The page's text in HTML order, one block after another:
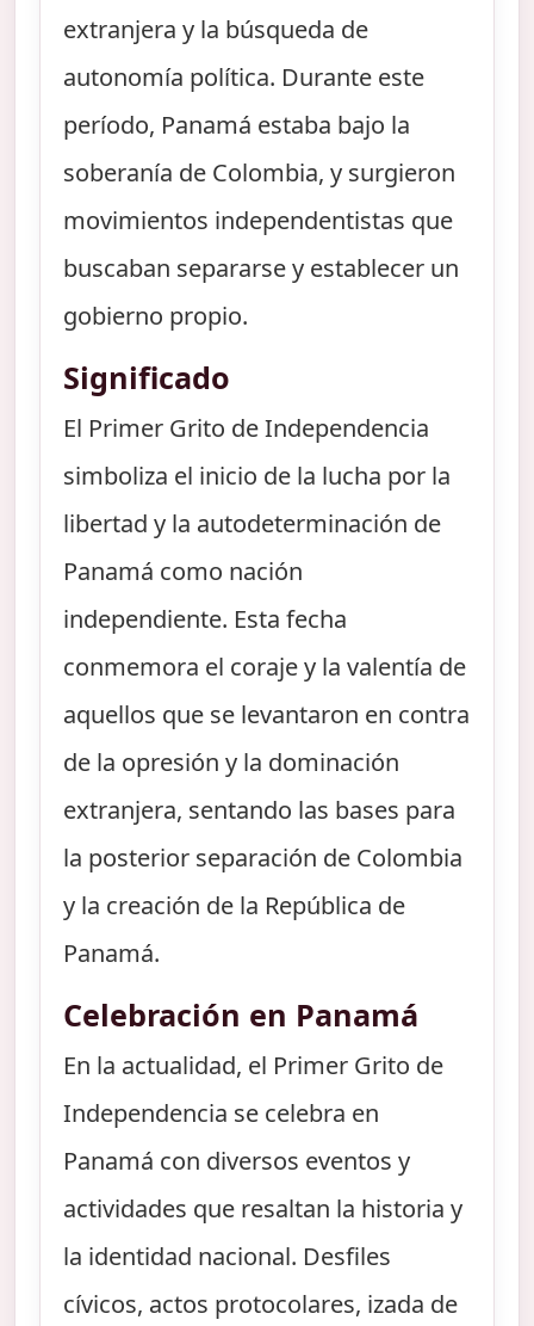
extranjera y la búsqueda de
autonomía política. Durante este
período, Panamá estaba bajo la
soberanía de Colombia, y surgieron
movimientos independentistas que
buscaban separarse y establecer un
gobierno propio.
Significado
El Primer Grito de Independencia
simboliza el inicio de la lucha por la
libertad y la autodeterminación de
Panamá como nación
independiente. Esta fecha
conmemora el coraje y la valentía de
aquellos que se levantaron en contra
de la opresión y la dominación
extranjera, sentando las bases para
la posterior separación de Colombia
y la creación de la República de
Panamá.
Celebración en Panamá
En la actualidad, el Primer Grito de
Independencia se celebra en
Panamá con diversos eventos y
actividades que resaltan la historia y
la identidad nacional. Desfiles
cívicos, actos protocolares, izada de